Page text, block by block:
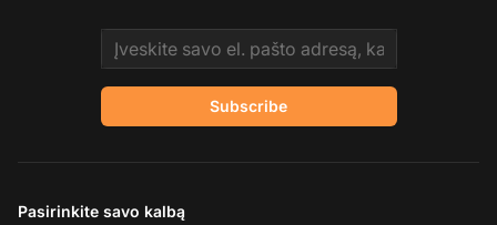
Email address
Subscribe
Pasirinkite savo kalbą